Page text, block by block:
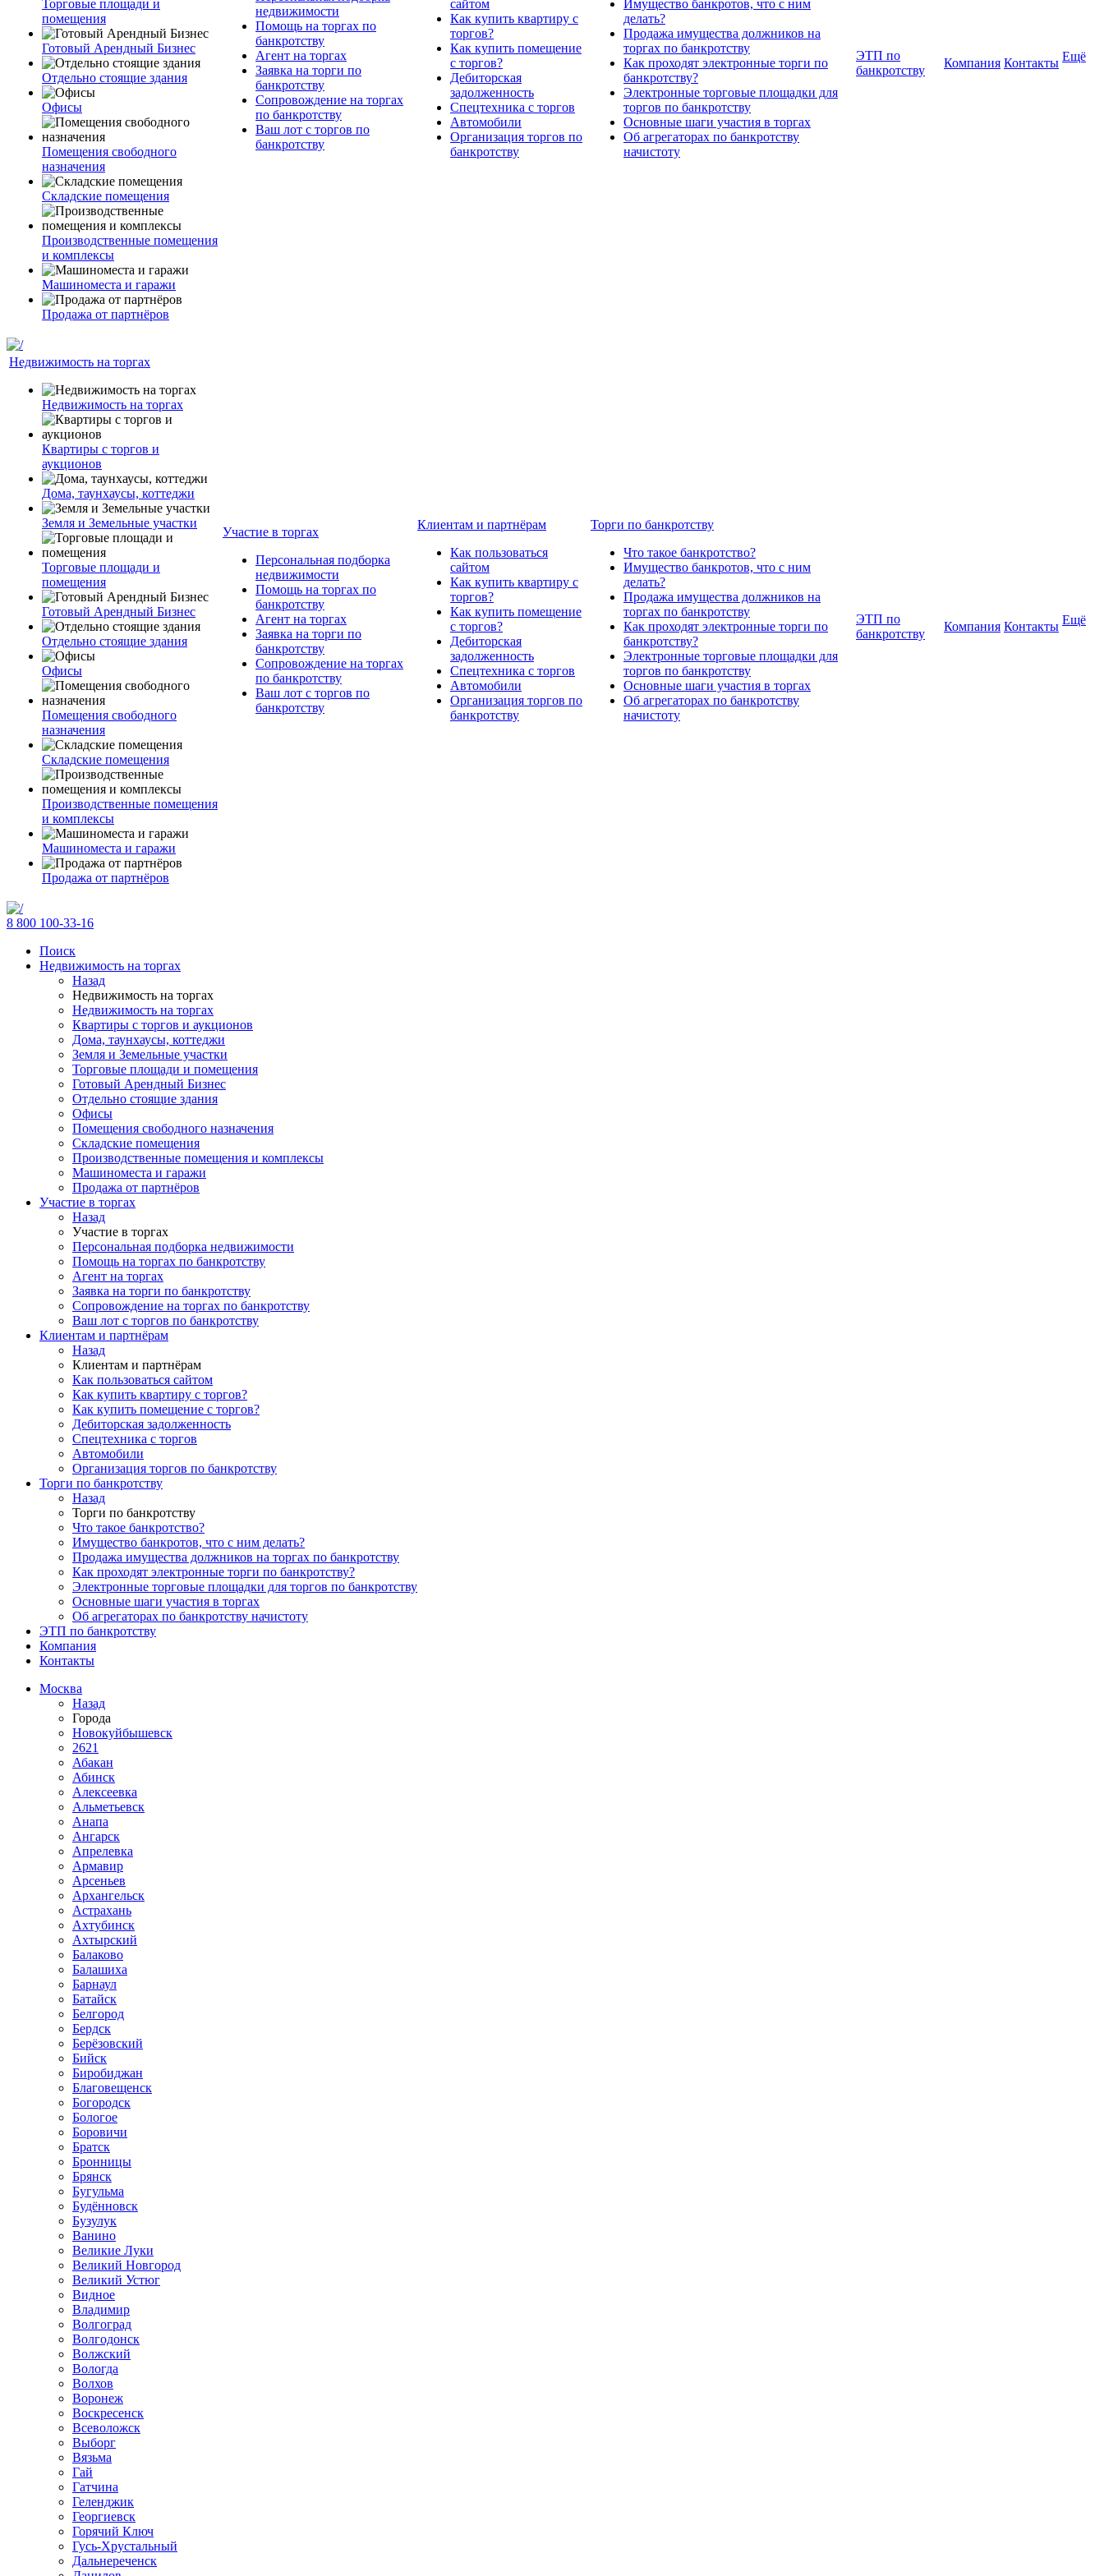
Торговые площади и
помещения
Готовый Арендный Бизнес
Отдельно стоящие здания
Офисы
Помещения свободного
назначения
Складские помещения
Производственные помещения
и комплексы
Машиноместа и гаражи
Продажа от партнёров
недвижимости
Помощь на торгах по
банкротству
Агент на торгах
Заявка на торги по
банкротству
Сопровождение на торгах
по банкротству
Ваш лот с торгов по
банкротству
сайтом
Как купить квартиру с
торгов?
Как купить помещение
с торгов?
Дебиторская
задолженность
Спецтехника с торгов
Автомобили
Организация торгов по
банкротству
Имущество банкротов, что с ним
делать?
Продажа имущества должников на
торгах по банкротству
Как проходят электронные торги по
банкротству?
Электронные торговые площадки для
торгов по банкротству
Основные шаги участия в торгах
Об агрегаторах по банкротству
начистоту
ЭТП по
банкротству
Компания Контакты Ещё
Недвижимость на торгах
Недвижимость на торгах
Квартиры с торгов и
аукционов
Дома, таунхаусы, коттеджи
Земля и Земельные участки
Торговые площади и
помещения
Готовый Арендный Бизнес
Отдельно стоящие здания
Офисы
Помещения свободного
назначения
Складские помещения
Производственные помещения
и комплексы
Машиноместа и гаражи
Продажа от партнёров
Участие в торгах
Персональная подборка
недвижимости
Помощь на торгах по
банкротству
Агент на торгах
Заявка на торги по
банкротству
Сопровождение на торгах
по банкротству
Ваш лот с торгов по
банкротству
Клиентам и партнёрам
Как пользоваться
сайтом
Как купить квартиру с
торгов?
Как купить помещение
с торгов?
Дебиторская
задолженность
Спецтехника с торгов
Автомобили
Организация торгов по
банкротству
Торги по банкротству
Что такое банкротство?
Имущество банкротов, что с ним
делать?
Продажа имущества должников на
торгах по банкротству
Как проходят электронные торги по
банкротству?
Электронные торговые площадки для
торгов по банкротству
Основные шаги участия в торгах
Об агрегаторах по банкротству
начистоту
ЭТП по
банкротству
Компания Контакты Ещё
8 800 100-33-16
Поиск
Недвижимость на торгах
Назад
Недвижимость на торгах
Недвижимость на торгах
Квартиры с торгов и аукционов
Дома, таунхаусы, коттеджи
Земля и Земельные участки
Торговые площади и помещения
Готовый Арендный Бизнес
Отдельно стоящие здания
Офисы
Помещения свободного назначения
Складские помещения
Производственные помещения и комплексы
Машиноместа и гаражи
Продажа от партнёров
Участие в торгах
Назад
Участие в торгах
Персональная подборка недвижимости
Помощь на торгах по банкротству
Агент на торгах
Заявка на торги по банкротству
Сопровождение на торгах по банкротству
Ваш лот с торгов по банкротству
Клиентам и партнёрам
Назад
Клиентам и партнёрам
Как пользоваться сайтом
Как купить квартиру с торгов?
Как купить помещение с торгов?
Дебиторская задолженность
Спецтехника с торгов
Автомобили
Организация торгов по банкротству
Торги по банкротству
Назад
Торги по банкротству
Что такое банкротство?
Имущество банкротов, что с ним делать?
Продажа имущества должников на торгах по банкротству
Как проходят электронные торги по банкротству?
Электронные торговые площадки для торгов по банкротству
Основные шаги участия в торгах
Об агрегаторах по банкротству начистоту
ЭТП по банкротству
Компания
Контакты
Москва
Назад
Города
Новокуйбышевск
2621
Абакан
Абинск
Алексеевка
Альметьевск
Анапа
Ангарск
Апрелевка
Армавир
Арсеньев
Архангельск
Астрахань
Ахтубинск
Ахтырский
Балаково
Балашиха
Барнаул
Батайск
Белгород
Бердск
Берёзовский
Бийск
Биробиджан
Благовещенск
Богородск
Бологое
Боровичи
Братск
Бронницы
Брянск
Бугульма
Будённовск
Бузулук
Ванино
Великие Луки
Великий Новгород
Великий Устюг
Видное
Владимир
Волгоград
Волгодонск
Волжский
Вологда
Волхов
Воронеж
Воскресенск
Всеволожск
Выборг
Вязьма
Гай
Гатчина
Геленджик
Георгиевск
Горячий Ключ
Гусь-Хрустальный
Дальнереченск